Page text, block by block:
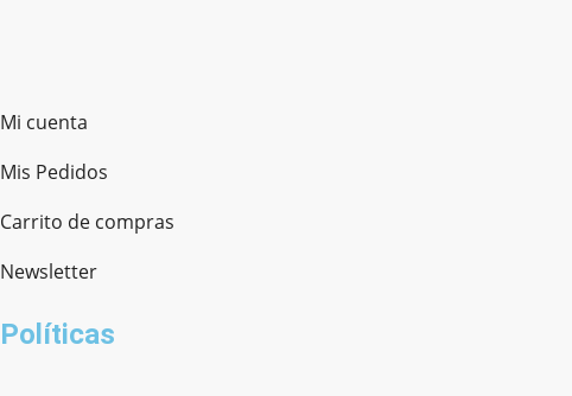
Mi cuenta
Mis Pedidos
Carrito de compras
Newsletter
Políticas